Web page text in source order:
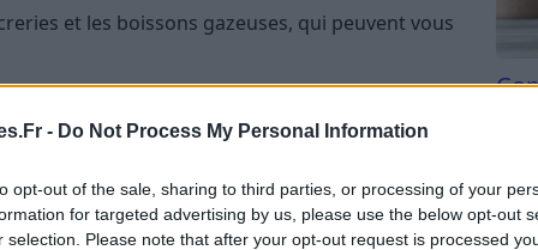
- Do Not Process My Personal Information
opt-out of the sale, sharing to third parties, or processing of your
for targeted advertising by us, please use the below opt-out
selection. Please note that after your opt-out request is processed
et les boissons gazeuses, qui peuvent vous
de lutter contre la fatigue. Il aide à améliorer
et à augmenter la production d’endorphines,
être.
Tri
du